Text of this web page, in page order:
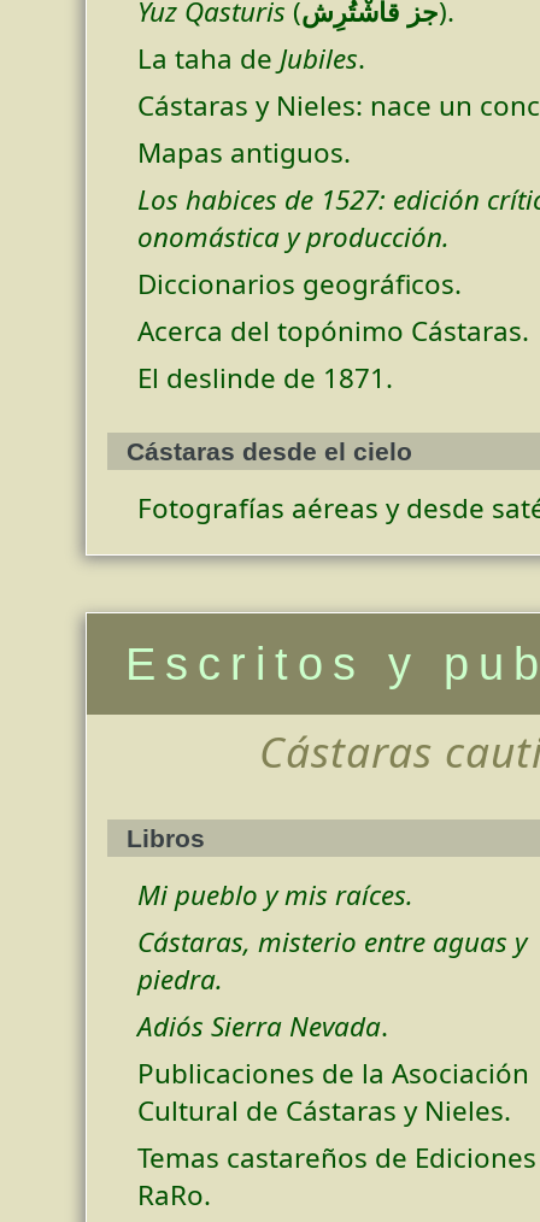
Yuz Qasturis (جز قاشْتُرِش).
La taha de Jubiles.
Cástaras y Nieles: nace un
Mapas antiguos.
Los habices de 1527: edición
onomástica y producción.
Diccionarios geográficos.
Acerca del topónimo Cástaras.
El deslinde de 1871.
Cástaras desde el cielo
Fotografías aéreas y desde
Escritos y
Cástaras
Libros
Mi pueblo y mis raíces.
Cástaras, misterio entre aguas y
piedra.
Adiós Sierra Nevada.
Publicaciones de la Asociación
Cultural de Cástaras y Nieles.
Temas castareños de Ediciones
RaRo.